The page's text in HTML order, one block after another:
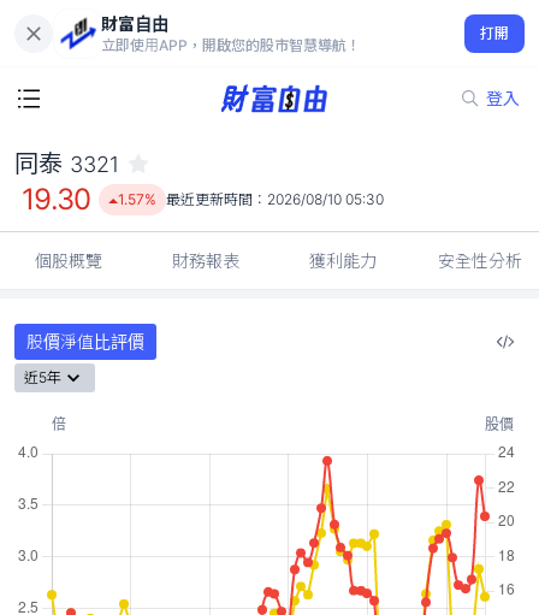
財富自由
立即使用APP，開啟您的股市智慧導航！
打開
登入
19.30
1.57%
同泰 3321
19.30 1.57% 最近更新時間： 2026/08/10 05:30
個股概覽 財務報表 獲利能力 安全性分析
股價淨值比評價
近5年